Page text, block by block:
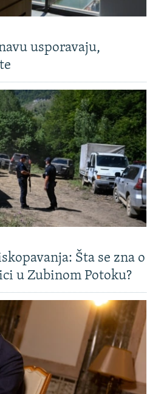
usporavaju,
Šta se zna o
u Zubinom Potoku?